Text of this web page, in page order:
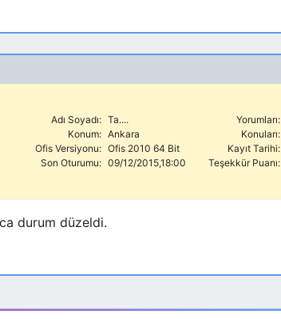
Adı Soyadı: Ta....
Konum: Ankara
Ofis Versiyonu: Ofis 2010 64 Bit
Son Oturumu: 09/12/2015,18:00
Yorumları:
Konuları:
Kayıt Tarihi:
Teşekkür Puanı:
durum düzeldi.